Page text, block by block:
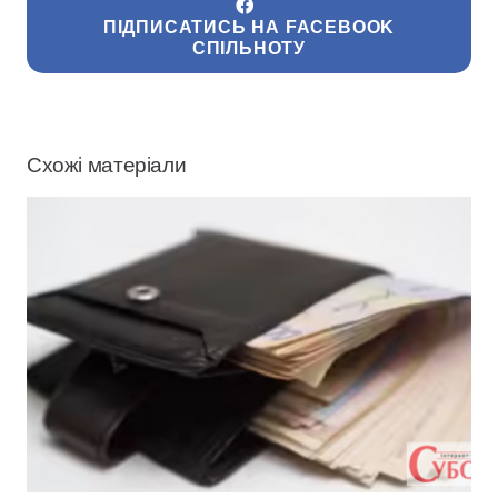
ПІДПИСАТИСЬ НА FACEBOOK
СПІЛЬНОТУ
Схожі матеріали